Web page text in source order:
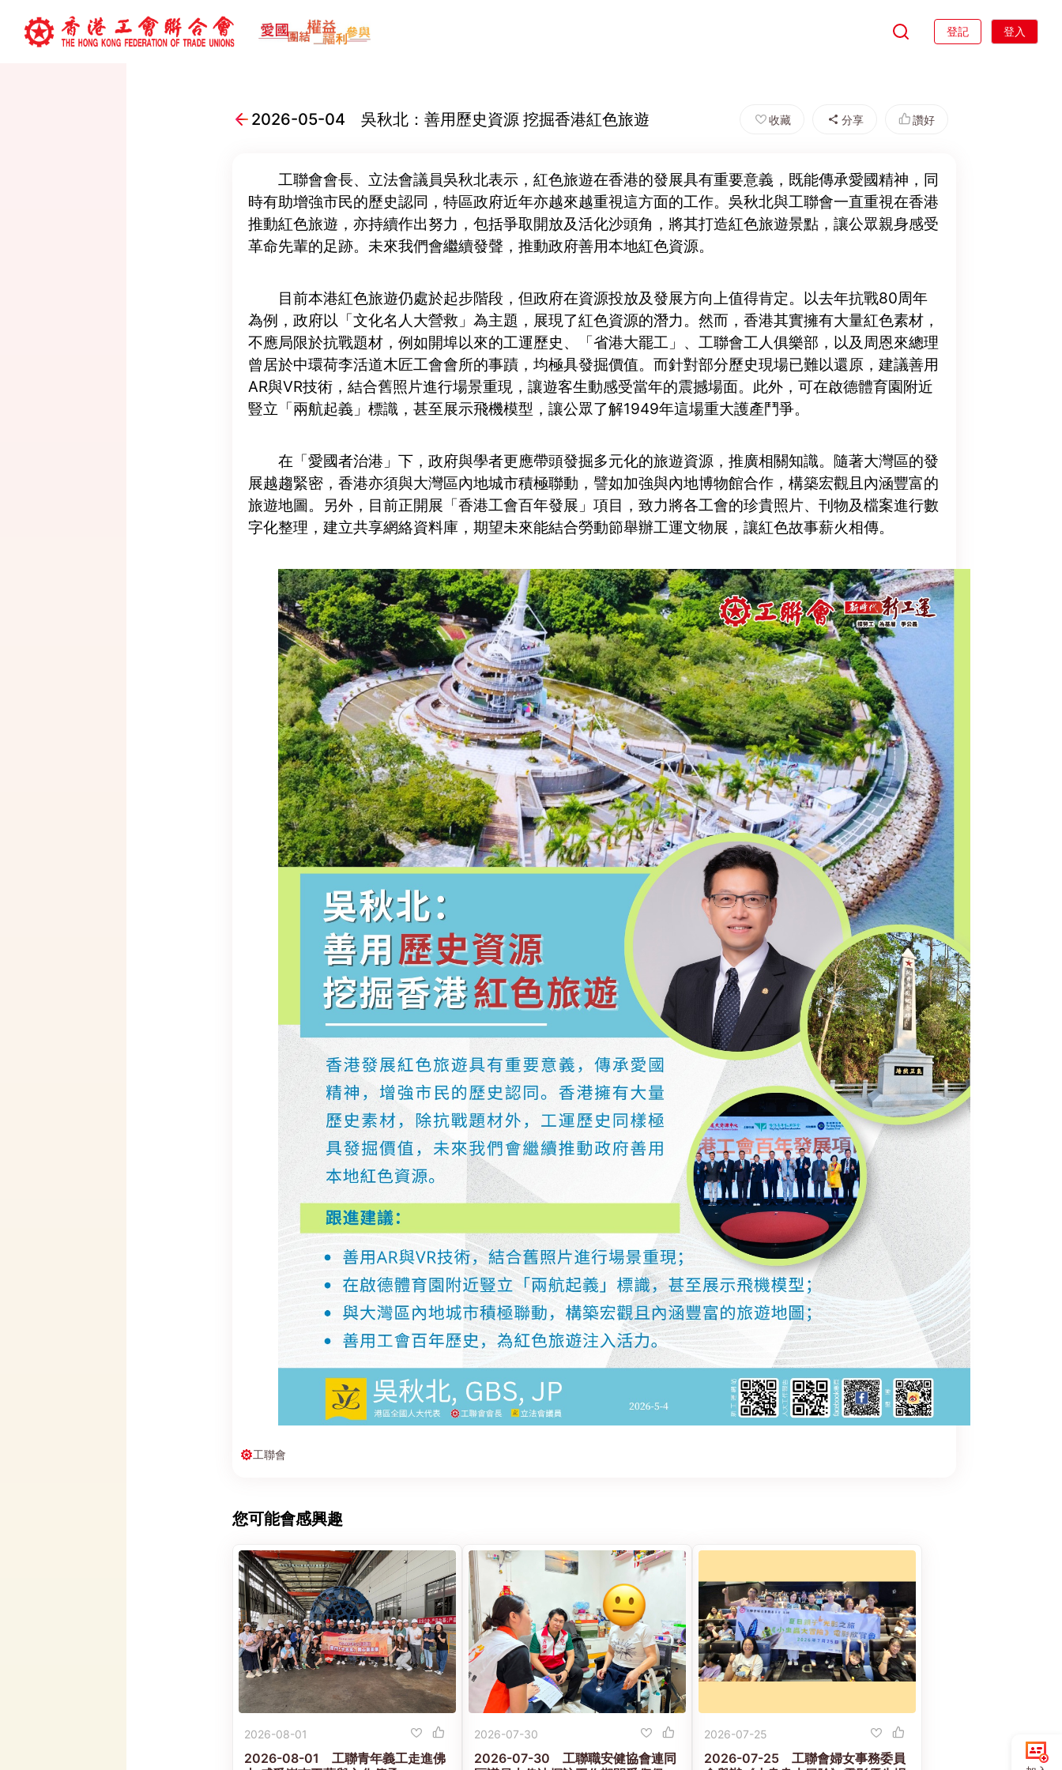
登記 登入
2026-05-04 吳秋北：善用歷史資源 挖掘香港紅色旅遊 收藏 分享 讚好
工聯會會長、立法會議員吳秋北表示，紅色旅遊在香港的發展具有重要意義，既能傳承愛國精神，同
時有助增強市民的歷史認同，特區政府近年亦越來越重視這方面的工作。吳秋北與工聯會一直重視在香港
推動紅色旅遊，亦持續作出努力，包括爭取開放及活化沙頭角，將其打造紅色旅遊景點，讓公眾親身感受
革命先輩的足跡。未來我們會繼續發聲，推動政府善用本地紅色資源。
目前本港紅色旅遊仍處於起步階段，但政府在資源投放及發展方向上值得肯定。以去年抗戰80周年
為例，政府以「文化名人大營救」為主題，展現了紅色資源的潛力。然而，香港其實擁有大量紅色素材，
不應局限於抗戰題材，例如開埠以來的工運歷史、「省港大罷工」、工聯會工人俱樂部，以及周恩來總理
曾居於中環荷李活道木匠工會會所的事蹟，均極具發掘價值。而針對部分歷史現場已難以還原，建議善用
AR與VR技術，結合舊照片進行場景重現，讓遊客生動感受當年的震撼場面。此外，可在啟德體育園附近
豎立「兩航起義」標識，甚至展示飛機模型，讓公眾了解1949年這場重大護產鬥爭。
在「愛國者治港」下，政府與學者更應帶頭發掘多元化的旅遊資源，推廣相關知識。隨著大灣區的發
展越趨緊密，香港亦須與大灣區內地城市積極聯動，譬如加強與內地博物館合作，構築宏觀且內涵豐富的
旅遊地圖。另外，目前正開展「香港工會百年發展」項目，致力將各工會的珍貴照片、刊物及檔案進行數
字化整理，建立共享網絡資料庫，期望未來能結合勞動節舉辦工運文物展，讓紅色故事薪火相傳。
工聯會
您可能會感興趣
2026-08-01
2026-08-01 工聯青年義工走進佛
2026-07-30
2026-07-30 工聯職安健協會連同
2026-07-25
2026-07-25 工聯會婦女事務委員